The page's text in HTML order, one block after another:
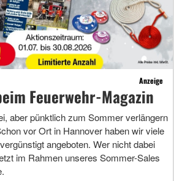
Anzeige
Feuerwehr-Magazin
aber pünktlich zum Sommer verlängern
vor Ort in Hannover haben wir viele
angeboten. Wer nicht dabei
im Rahmen unseres Sommer-Sales